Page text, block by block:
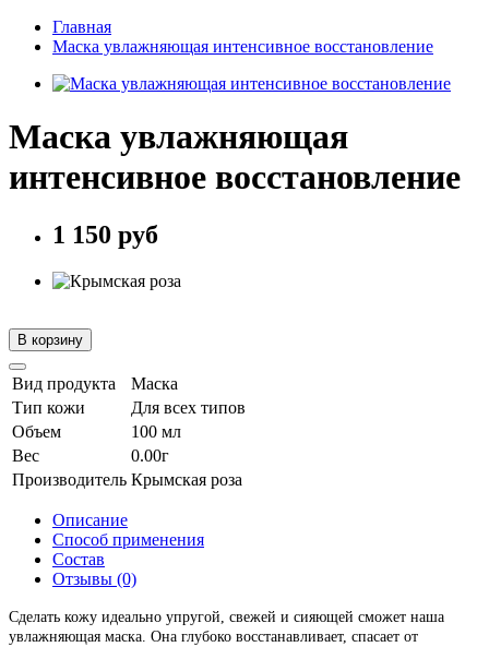
Главная
Маска увлажняющая интенсивное восстановление
Маска увлажняющая
интенсивное восстановление
1 150 руб
В корзину
Вид продукта
Маска
Тип кожи
Для всех типов
Объем
100 мл
Вес
0.00г
Производитель Крымская роза
Описание
Способ применения
Состав
Отзывы (0)
Сделать кожу идеально упругой, свежей и сияющей сможет наша
увлажняющая маска. Она глубоко восстанавливает, спасает от